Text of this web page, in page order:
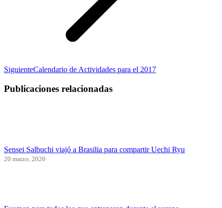
SiguientePublicación
Calendario de Actividades para el 2017
Publicaciones relacionadas
Sensei Salbuchi viajó a Brasilia para compartir Uechi Ryu
20 marzo, 2020